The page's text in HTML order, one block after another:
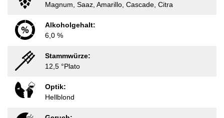
Magnum, Saaz, Amarillo, Cascade, Citra
Alkoholgehalt:
6,0 %
Stammwürze:
12,5 °Plato
Optik:
Hellblond